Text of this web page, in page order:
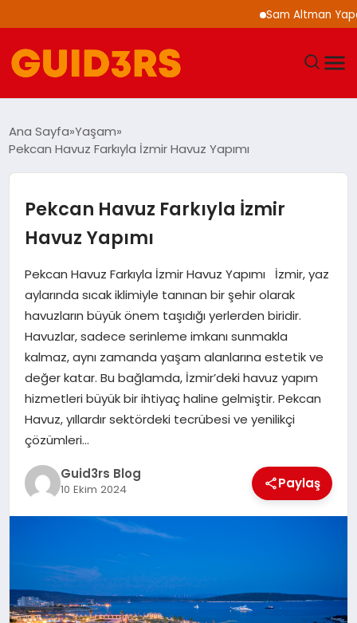
Sam Altman Yapay
TEKNOLOJI
SPOR
SAĞLIK
EKONOMI
MAGAZIN
EĞITIM
Ana Sayfa Yaşam
Pekcan Havuz Farkıyla İzmir Havuz Yapımı
Pekcan Havuz Farkıyla İzmir
Havuz Yapımı
Pekcan Havuz Farkıyla İzmir Havuz Yapımı İzmir, yaz
aylarında sıcak iklimiyle tanınan bir şehir olarak
havuzların büyük önem taşıdığı yerlerden biridir.
Havuzlar, sadece serinleme imkanı sunmakla
kalmaz, aynı zamanda yaşam alanlarına estetik ve
değer katar. Bu bağlamda, İzmir’deki havuz yapım
hizmetleri büyük bir ihtiyaç haline gelmiştir. Pekcan
Havuz, yıllardır sektördeki tecrübesi ve yenilikçi
çözümleri…
Guid3rs Blog
10 Ekim 2024 Paylaş